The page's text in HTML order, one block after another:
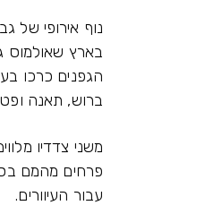
נוף אירופי של
בארץ שאולמוס
הגפנים כרכו
ברוש, תאנה
משני צדדיו
פרחים מהמם
עבור העיוורים.